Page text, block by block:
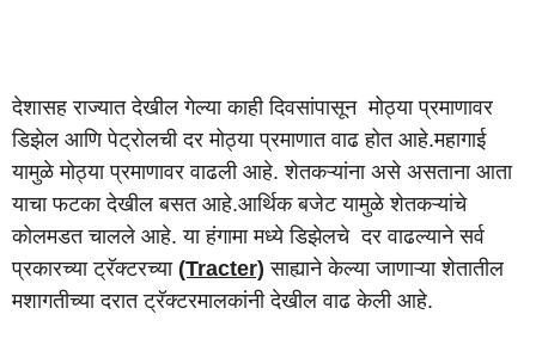
देशासह राज्यात देखील गेल्या काही दिवसांपासून मोठ्या प्रमाणावर
डिझेल आणि पेट्रोलची दर मोठ्या प्रमाणात वाढ होत आहे.महागाई
यामुळे मोठ्या प्रमाणावर वाढली आहे. शेतकऱ्यांना असे असताना आता
याचा फटका देखील बसत आहे.आर्थिक बजेट यामुळे शेतकऱ्यांचे
कोलमडत चालले आहे. या हंगामा मध्ये डिझेलचे दर वाढल्याने सर्व
प्रकारच्या ट्रॅक्टरच्या (Tracter) साह्याने केल्या जाणाऱ्या शेतातील
मशागतीच्या दरात ट्रॅक्टरमालकांनी देखील वाढ केली आहे.